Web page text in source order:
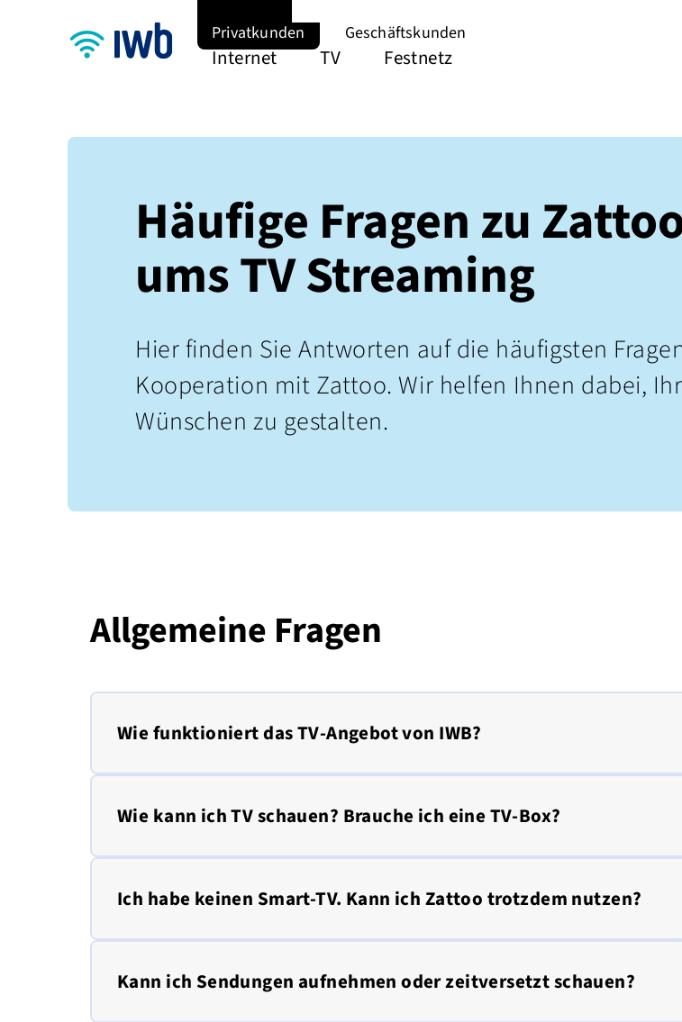
Privatkunden Geschäftskunden
Internet TV Festnetz
Häufige Fragen zu
ums TV Streaming
Hier finden Sie Antworten auf die häufigsten
Kooperation mit Zattoo. Wir helfen Ihnen dabei,
Wünschen zu gestalten.
Allgemeine Fragen
Wie funktioniert das TV-Angebot von IWB?
Wie kann ich TV schauen? Brauche ich eine TV-Box?
Ich habe keinen Smart-TV. Kann ich Zattoo trotzdem nutzen?
Kann ich Sendungen aufnehmen oder zeitversetzt schauen?